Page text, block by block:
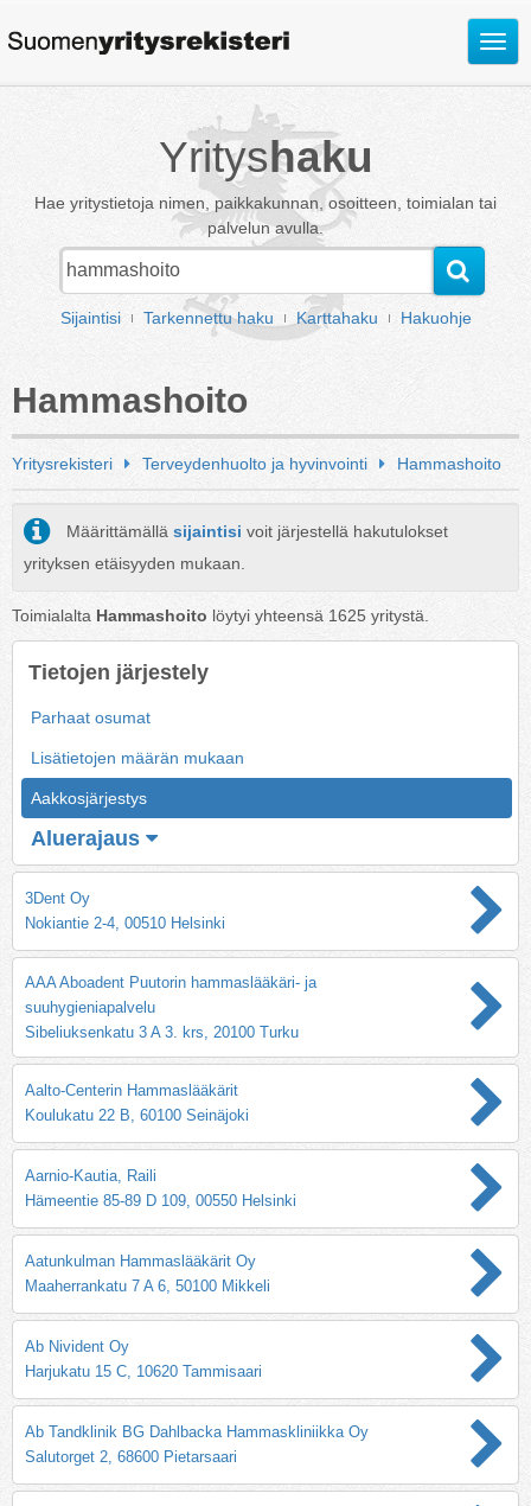
Avaa
Yrityshaku
Hae yritystietoja nimen, paikkakunnan, osoitteen, toimialan tai
palvelun avulla.
Sijaintisi Tarkennettu haku Karttahaku Hakuohje
Hammashoito
Yritysrekisteri Terveydenhuolto ja hyvinvointi Hammashoito
Määrittämällä sijaintisi voit järjestellä hakutulokset
yrityksen etäisyyden mukaan.
Toimialalta Hammashoito löytyi yhteensä 1625 yritystä.
Tietojen järjestely
Parhaat osumat
Lisätietojen määrän mukaan
Aakkosjärjestys
Aluerajaus
3Dent Oy
Nokiantie 2-4, 00510 Helsinki
AAA Aboadent Puutorin hammaslääkäri- ja
suuhygieniapalvelu
Sibeliuksenkatu 3 A 3. krs, 20100 Turku
Aalto-Centerin Hammaslääkärit
Koulukatu 22 B, 60100 Seinäjoki
Aarnio-Kautia, Raili
Hämeentie 85-89 D 109, 00550 Helsinki
Aatunkulman Hammaslääkärit Oy
Maaherrankatu 7 A 6, 50100 Mikkeli
Ab Nivident Oy
Harjukatu 15 C, 10620 Tammisaari
Ab Tandklinik BG Dahlbacka Hammaskliniikka Oy
Salutorget 2, 68600 Pietarsaari